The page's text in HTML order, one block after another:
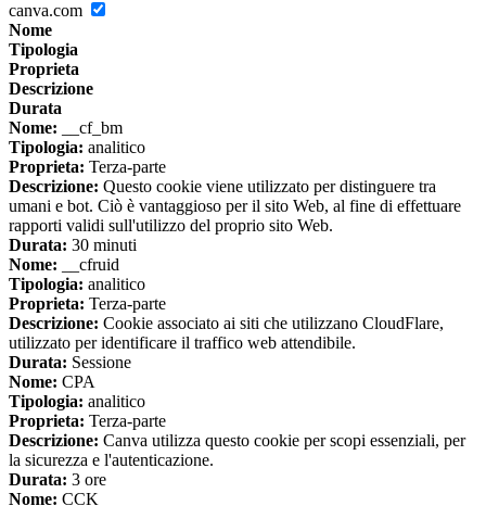
canva.com
Nome
Tipologia
Proprieta
Descrizione
Durata
Nome: __cf_bm
Tipologia: analitico
Proprieta: Terza-parte
Descrizione: Questo cookie viene utilizzato per distinguere tra
umani e bot. Ciò è vantaggioso per il sito Web, al fine di effettuare
rapporti validi sull'utilizzo del proprio sito Web.
Durata: 30 minuti
Nome: __cfruid
Tipologia: analitico
Proprieta: Terza-parte
Descrizione: Cookie associato ai siti che utilizzano CloudFlare,
utilizzato per identificare il traffico web attendibile.
Durata: Sessione
Nome: CPA
Tipologia: analitico
Proprieta: Terza-parte
Descrizione: Canva utilizza questo cookie per scopi essenziali, per
la sicurezza e l'autenticazione.
Durata: 3 ore
Nome: CCK